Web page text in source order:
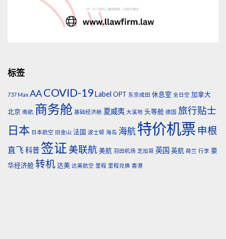
标签
737 Max AACOVID-19Label OPT 东京成田 休息室 全日空 加拿大
北京 南航 商务舱 基础经济舱 夏威夷 大溪地 头等舱 德国 旅行贴士
日本 日本航空 旧金山 法国 波士顿 海岛 海航特价机票 申根
直飞 科普 签证 美联航 美航 羽田机场 芝加哥 英国 英航 荷兰 行李 豪
华经济舱 转机达美 达美航空 里程 里程兑换 香港